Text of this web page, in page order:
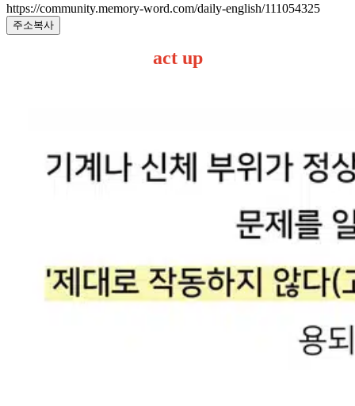
https://community.memory-word.com/daily-english/111054325
주소복사
act up